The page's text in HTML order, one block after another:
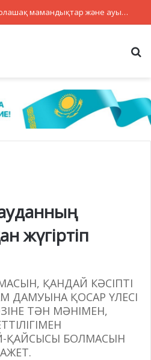
Жасанды интеллект, болашақ мамандықтар және ауылдағы кадрлар: партиялар теледебатта нені талқылады
жүгіртіп
ҚАНДАЙ КӘСІПТІ
ДАМУЫНА ҚОСАР ҮЛЕСІ
ТӘН МӘНІМЕН,
ҚАЙСЫСЫ БОЛМАСЫН